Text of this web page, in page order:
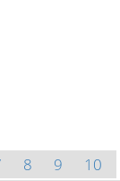
8 9
10